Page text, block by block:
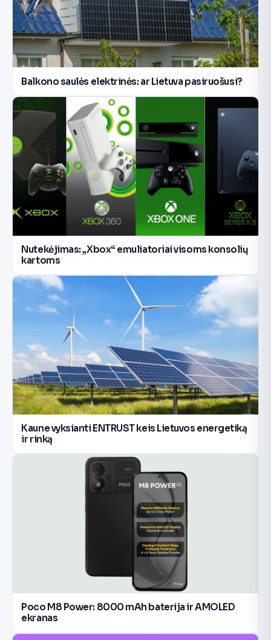
Balkono saulės elektrinės: ar Lietuva pasiruošusi?
Nutekėjimas: „Xbox“ emuliatoriai visoms konsolių
kartoms
Kaune vyksianti ENTRUST keis Lietuvos energetiką
ir rinką
Poco M8 Power: 8000 mAh baterija ir AMOLED
ekranas